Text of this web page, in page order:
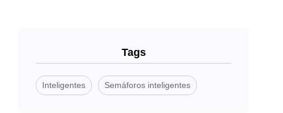
Tags
Inteligentes Semáforos inteligentes